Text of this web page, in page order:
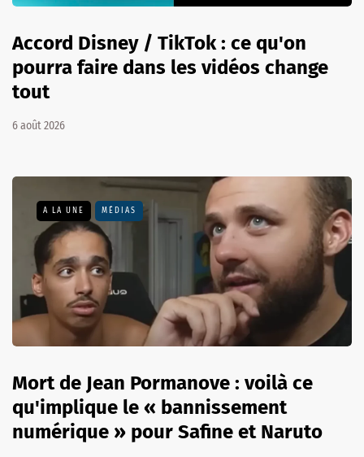
Accord Disney / TikTok : ce qu'on
pourra faire dans les vidéos change
tout
6 août 2026
A LA UNE MÉDIAS
Mort de Jean Pormanove : voilà ce
qu'implique le « bannissement
numérique » pour Safine et Naruto